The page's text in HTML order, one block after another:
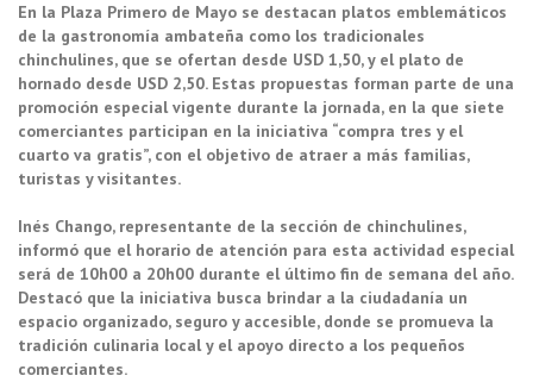
En la Plaza Primero de Mayo se destacan platos emblemáticos
de la gastronomía ambateña como los tradicionales
chinchulines, que se ofertan desde USD 1,50, y el plato de
hornado desde USD 2,50. Estas propuestas forman parte de una
promoción especial vigente durante la jornada, en la que siete
comerciantes participan en la iniciativa “compra tres y el
cuarto va gratis”, con el objetivo de atraer a más familias,
turistas y visitantes.
Inés Chango, representante de la sección de chinchulines,
informó que el horario de atención para esta actividad especial
será de 10h00 a 20h00 durante el último fin de semana del año.
Destacó que la iniciativa busca brindar a la ciudadanía un
espacio organizado, seguro y accesible, donde se promueva la
tradición culinaria local y el apoyo directo a los pequeños
comerciantes.